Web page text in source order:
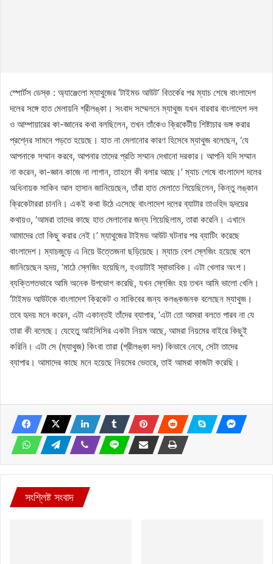
স্পোর্টস ডেস্ক : অ্যাঞ্জেলো ম্যাথুজের ‘টাইমড আউট’ বিতর্কের পর ম্যাচ শেষে বাংলাদেশ
দলের সঙ্গে হাত মেলায়নি শ্রীলঙ্কা। সংবাদ সম্মেলনে ম্যাথুজ যখন বারবার বাংলাদেশ দল
ও আম্পায়ারের কা-জ্ঞানের কথা বলছিলেন, তখন তাঁকেও ক্রিকেটীয় শিষ্টাচার ভঙ্গ করার
প্রশ্নের সামনে পড়তে হয়েছে। হাত না মেলানোর কারণ হিসেবে ম্যাথুজ বলেছেন, ‘যে
আপনাকে সম্মান করবে, আপনার তাদের প্রতি সম্মান দেখানো দরকার। আপনি যদি সম্মান
না করেন, কা-জ্ঞান কাজে না লাগান, তাহলে কী বলার আছে।’ ম্যাচ শেষে বাংলাদেশ দলের
অধিনায়ক সাকিব আল হাসান জানিয়েছেন, তাঁরা হাত মেলাতে গিয়েছিলেন, কিন্তু লঙ্কান
ক্রিকেটাররা চাননি। একই কথা উঠে এসেছে বাংলাদেশ দলের ব্যাটার তাওহিদ হৃদয়ের
কথায়ও, ‘আমরা তাদের কাছে হাত মেলানোর জন্য গিয়েছিলাম, তারা করেনি। এখানে
আমাদের তো কিছু করার নেই।’ ম্যাথুজের টাইমড আউট ঘটনার পর ব্যাটিং করেছে
বাংলাদেশ। ম্যাচজুড়ে এ নিয়ে উত্তেজনা ছড়িয়েছে। ম্যাচে বেশ স্লেজিং হয়েছে বলে
জানিয়েছেন হৃদয়, ‘মাঠে স্লেজিং হয়েছিল, হওয়াটাই স্বাভাবিক। এটা খেলার অংশ।
ব্যক্তিগতভাবে আমি অনেক উপভোগ করেছি, যখন স্লেজিং হয় তখন আমি ভালো খেলি।
‘টাইমড আউটকে বাংলাদেশ ক্রিকেট ও সাকিবের জন্য কলঙ্কজনক বলেছেন ম্যাথুজ।
তবে হৃদয় মনে করেন, এটা একান্তই তাঁদের ব্যাপার, ‘এটা তো আমরা বলতে পারব না যে
তারা কী বলেছে। যেহেতু আইসিসির একটা নিয়ম আছে, আমরা নিয়মের বাইরে কিছুই
করিনি। এটা সে (ম্যাথুজ) কিংবা তারা (শ্রীলঙ্কা দল) কিভাবে নেবে, সেটা তাদের
ব্যাপার। আমাদের কাছে মনে হয়েছে নিয়মের ভেতরে, তাই আমরা কাজটা করেছি।
সংশ্লিষ্ট সংবাদ